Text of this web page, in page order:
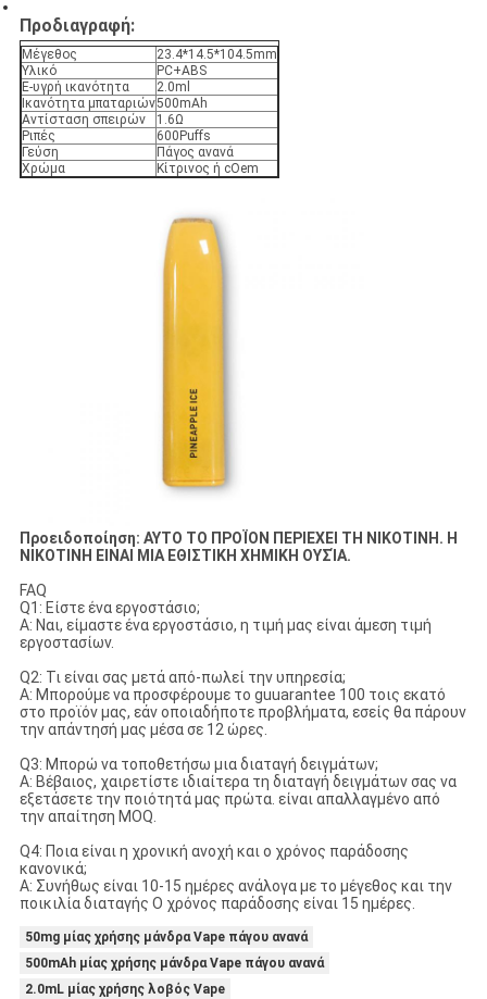
Προδιαγραφή:
Μέγεθος
23.4*14.5*104.5mm
Υλικό
PC+ABS
Ε-υγρή ικανότητα
2.0ml
Ικανότητα μπαταριών500mAh
Αντίσταση σπειρών
1.6Ω
Ριπές
600Puffs
Γεύση
Πάγος ανανά
Χρώμα
Κίτρινος ή cOem
Προειδοποίηση: ΑΥΤΟ ΤΟ ΠΡΟΪΟΝ ΠΕΡΙΕΧΕΙ ΤΗ ΝΙΚΟΤΙΝΗ. Η
ΝΙΚΟΤΙΝΗ ΕΙΝΑΙ ΜΙΑ ΕΘΙΣΤΙΚΗ ΧΗΜΙΚΗ ΟΥΣΊΑ.
FAQ
Q1: Είστε ένα εργοστάσιο;
Α: Ναι, είμαστε ένα εργοστάσιο, η τιμή μας είναι άμεση τιμή
εργοστασίων.
Q2: Τι είναι σας μετά από-πωλεί την υπηρεσία;
Α: Μπορούμε να προσφέρουμε το guuarantee 100 τοις εκατό
στο προϊόν μας, εάν οποιαδήποτε προβλήματα, εσείς θα πάρουν
την απάντησή μας μέσα σε 12 ώρες.
Q3: Μπορώ να τοποθετήσω μια διαταγή δειγμάτων;
Α: Βέβαιος, χαιρετίστε ιδιαίτερα τη διαταγή δειγμάτων σας να
εξετάσετε την ποιότητά μας πρώτα. είναι απαλλαγμένο από
την απαίτηση MOQ.
Q4: Ποια είναι η χρονική ανοχή και ο χρόνος παράδοσης
κανονικά;
Α: Συνήθως είναι 10-15 ημέρες ανάλογα με το μέγεθος και την
ποικιλία διαταγής Ο χρόνος παράδοσης είναι 15 ημέρες.
50mg μίας χρήσης μάνδρα Vape πάγου ανανά
500mAh μίας χρήσης μάνδρα Vape πάγου ανανά
2.0mL μίας χρήσης λοβός Vape